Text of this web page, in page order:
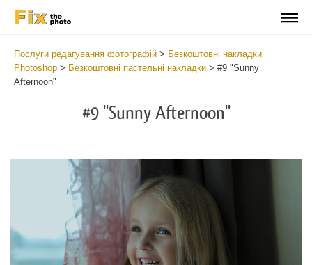
Послуги редагування фотографій > Безкоштовні накладки
Photoshop > Безкоштовні пастельні накладки > #9 "Sunny
Afternoon"
#9 "Sunny Afternoon"